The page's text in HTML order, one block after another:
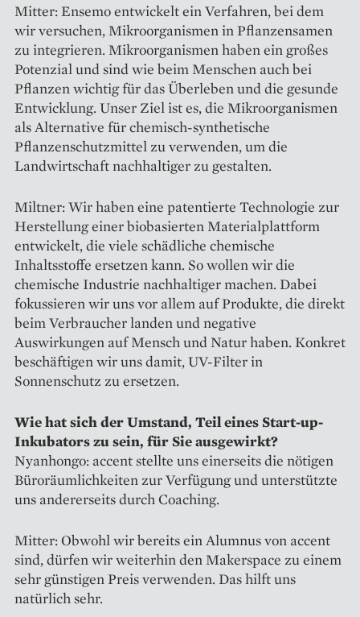
Mitter: Ensemo entwickelt ein Verfahren, bei dem
wir versuchen, Mikro­organismen in Pflanzensamen
zu integrieren. Mikroorganismen haben ein großes
Potenzial und sind wie beim Menschen auch bei
Pflanzen wichtig für das Überleben und die gesunde
Entwicklung. Unser Ziel ist es, die Mikro­organismen
als Alternative für chemisch-synthetische
Pflanzenschutzmittel zu verwenden, um die
Landwirtschaft nachhaltiger zu ­gestalten.
Miltner: Wir haben eine patentierte Technologie zur
­Herstellung ­einer biobasierten Materialplattform
ent­wickelt, die viele schädliche ­chemische
Inhaltsstoffe ersetzen kann. So wollen wir die
chemische Industrie nachhaltiger machen. Dabei
fokussieren wir uns vor allem auf Produkte, die direkt
beim Verbraucher landen und negative
Auswirkungen auf Mensch und Natur haben. Konkret
beschäftigen wir uns damit, UV-Filter in
Sonnenschutz zu ersetzen.
Wie hat sich der Umstand, Teil eines Start-up-
Inkubators zu sein, für Sie ausgewirkt?
Nyanhongo: accent stellte uns einerseits die nötigen
Büroräumlich­keiten zur Verfügung und unterstützte
uns andererseits durch Coaching.
Mitter: Obwohl wir bereits ein Alumnus von accent
sind, dürfen wir weiterhin den Makerspace zu einem
sehr günstigen Preis verwenden. Das hilft uns
natürlich sehr.